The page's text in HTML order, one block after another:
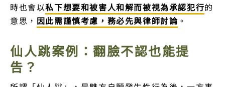
時也會以私下想要和被害人和解而被視為承認犯行的
意思， 因此需謹慎考慮，務必先與律師討論 。
仙人跳案例：翻臉不認也能提
告？